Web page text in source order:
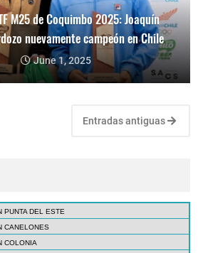
M25 de Coquimbo 2025: Joaquín
nuevamente campeón en Chile
June 1, 2025
Entradas antiguas
PUNTA DEL ESTE
CANELONES
COLONIA